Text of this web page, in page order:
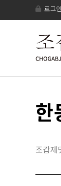
로그인
한
조갑제